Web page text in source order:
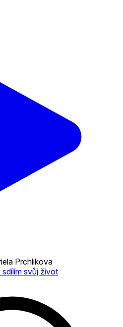
Prchlikova
svůj život